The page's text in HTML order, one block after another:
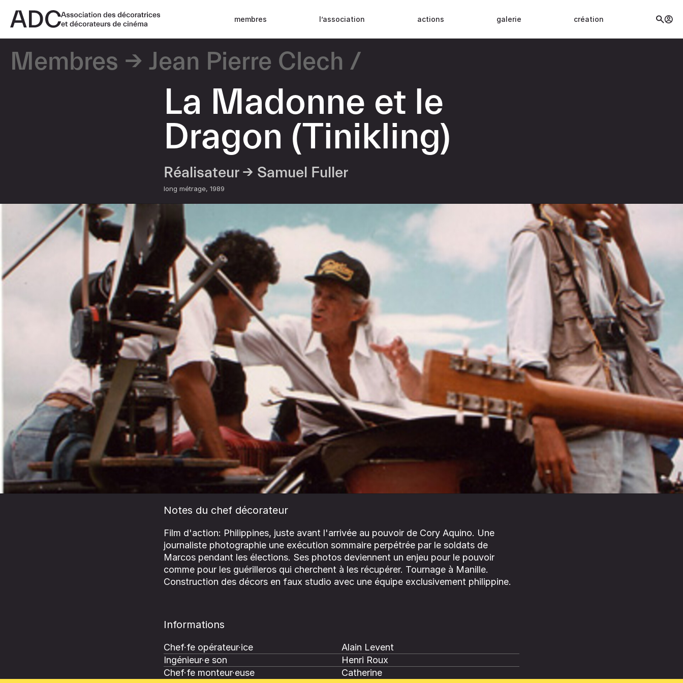
membres l’association actions galerie création
Membres Jean Pierre Clech
La Madonne et le
Dragon (Tinikling)
Réalisateur → Samuel Fuller
long métrage 1989
Notes du chef décorateur
Film d'action: Philippines, juste avant l'arrivée au pouvoir de Cory Aquino. Une
journaliste photographie une exécution sommaire perpétrée par le soldats de
Marcos pendant les élections. Ses photos deviennent un enjeu pour le pouvoir
comme pour les guérilleros qui cherchent à les récupérer. Tournage à Manille.
Construction des décors en faux studio avec une équipe exclusivement philippine.
Informations
Chef·fe opérateur·ice
Alain Levent
Ingénieur·e son
Henri Roux
Chef·fe monteur·euse
Catherine